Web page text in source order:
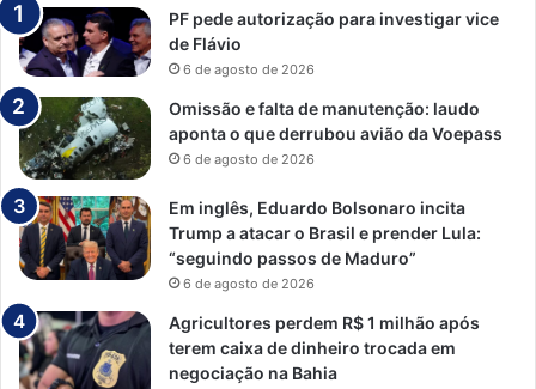
PF pede autorização para investigar vice
de Flávio
6 de agosto de 2026
Omissão e falta de manutenção: laudo
aponta o que derrubou avião da Voepass
6 de agosto de 2026
Em inglês, Eduardo Bolsonaro incita
Trump a atacar o Brasil e prender Lula:
“seguindo passos de Maduro”
6 de agosto de 2026
Agricultores perdem R$ 1 milhão após
terem caixa de dinheiro trocada em
negociação na Bahia